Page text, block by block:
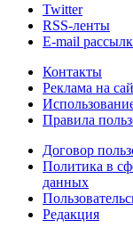
Twitter
RSS-ленты
E-mail
Контакты
Реклама на
Правила
Договор
Политика в
данных
Редакция